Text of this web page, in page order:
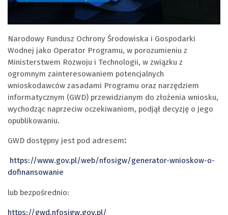
Narodowy Fundusz Ochrony Środowiska i Gospodarki
Wodnej jako Operator Programu, w porozumieniu z
Ministerstwem Rozwoju i Technologii, w związku z
ogromnym zainteresowaniem potencjalnych
wnioskodawców zasadami Programu oraz narzędziem
informatycznym (GWD) przewidzianym do złożenia wniosku,
wychodząc naprzeciw oczekiwaniom, podjął decyzję o jego
opublikowaniu.
GWD dostępny jest pod adresem:
https://www.gov.pl/web/nfosigw/generator-wnioskow-o-
dofinansowanie
lub bezpośrednio:
https://gwd.nfosigw.gov.pl/